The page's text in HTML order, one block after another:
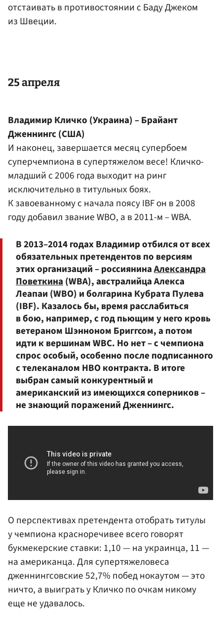
отстаивать в противостоянии с Баду Джеком
из Швеции.
25 апреля
ВладимирКличко (Украина) – Брайант
Дженнингс (США)
И наконец, завершается месяц супербоем
суперчемпиона в супертяжелом весе! Кличко-
младший с 2006 года выходит на ринг
исключительно в титульных боях.
К завоеванному с начала поясу IBF он в 2008
году добавил звание WBO, а в 2011-м – WBA.
В 2013–2014 годах Владимир отбился от всех
обязательных претендентов по версиям
этих организаций – россиянинаАлександра
Поветкина(WBA), австралийца Алекса
Леапаи (WBO) и болгарина Кубрата Пулева
(IBF). Казалось бы, время расслабиться
в бою, например, с год пьющим у него кровь
ветераном Шэнноном Бриггсом, а потом
идти к вершинам WBC. Но нет – с чемпиона
спрос особый, особенно после подписанного
с телеканалом HBO контракта. В итоге
выбран самый конкурентный и
американский из имеющихся соперников –
не знающий поражений Дженнингс.
О перспективах претендента отобрать титулы
у чемпиона красноречивее всего говорят
букмекерские ставки: 1,10 — на украинца, 11 —
на американца. Для супертяжеловеса
дженнингсовские 52,7% побед нокаутом — это
ничто, а выиграть у Кличко по очкам никому
еще не удавалось.